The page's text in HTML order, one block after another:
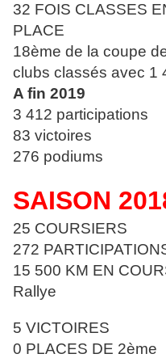
32 FOIS CLASSES
PLACE
18ème de la coupe
clubs classés avec 1
A fin 2019
3 412 participations
83 victoires
276 podiums
SAISON
25 COURSIERS
272
15 500 KM EN
Rallye
5 VICTOIRES
0 PLACES DE 2ème